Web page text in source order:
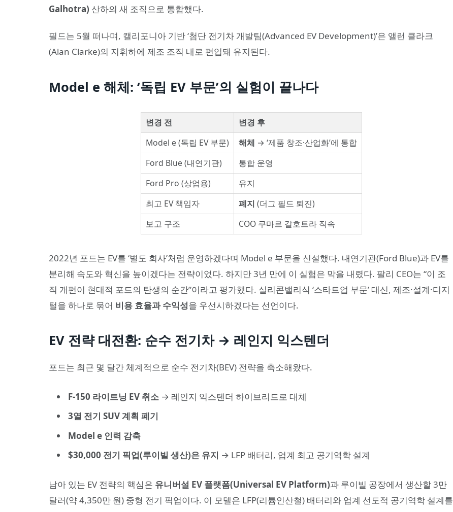
Galhotra) 산하의 새 조직으로 통합했다.
필드는 5월 떠나며, 캘리포니아 기반 ‘첨단 전기차 개발팀(Advanced EV Development)’은 앨런 클라크
(Alan Clarke)의 지휘하에 제조 조직 내로 편입돼 유지된다.
Model e 해체: ‘독립 EV 부문’의 실험이 끝나다
변경 전
변경 후
Model e (독립 EV 부문)
해체 → ‘제품 창조·산업화’에 통합
Ford Blue (내연기관)
통합 운영
Ford Pro (상업용)
유지
최고 EV 책임자
폐지 (더그 필드 퇴진)
보고 구조
COO 쿠마르 갈호트라 직속
2022년 포드는 EV를 ‘별도 회사’처럼 운영하겠다며 Model e 부문을 신설했다. 내연기관(Ford Blue)과 EV를
분리해 속도와 혁신을 높이겠다는 전략이었다. 하지만 3년 만에 이 실험은 막을 내렸다. 팔리 CEO는 “이 조
직 개편이 현대적 포드의 탄생의 순간”이라고 평가했다. 실리콘밸리식 ‘스타트업 부문’ 대신, 제조·설계·디지
털을 하나로 묶어 비용 효율과 수익성을 우선시하겠다는 선언이다.
EV 전략 대전환: 순수 전기차 → 레인지 익스텐더
포드는 최근 몇 달간 체계적으로 순수 전기차(BEV) 전략을 축소해왔다.
F-150 라이트닝 EV 취소 → 레인지 익스텐더 하이브리드로 대체
3열 전기 SUV 계획 폐기
Model e 인력 감축
$30,000 전기 픽업(루이빌 생산)은 유지 → LFP 배터리, 업계 최고 공기역학 설계
남아 있는 EV 전략의 핵심은 유니버설 EV 플랫폼(Universal EV Platform)과 루이빌 공장에서 생산할 3만
달러(약 4,350만 원) 중형 전기 픽업이다. 이 모델은 LFP(리튬인산철) 배터리와 업계 선도적 공기역학 설계를